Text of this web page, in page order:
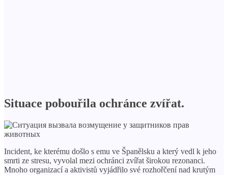
Situace pobouřila ochránce zvířat.
Incident, ke kterému došlo s emu ve Španělsku a který vedl k jeho
smrti ze stresu, vyvolal mezi ochránci zvířat širokou rezonanci.
Mnoho organizací a aktivistů vyjádřilo své rozhořčení nad krutým